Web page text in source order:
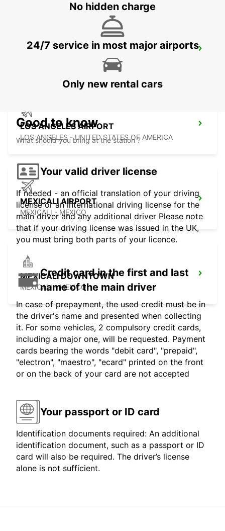
SAN JOSE AIRPORT
SAN JOSE - UNITED STATES OF AMERICA
LOS ANGELES AIRPORT
LOS ANGELES - UNITED STATES OF AMERICA
MEXICALI AIRPORT
MEXICALI - MEXICO
MEXICALI DOWNTOWN
MEXICALI - MEXICO
No hidden charge
24/7 service in most major airports
Only new rental cars
Good to know
What should you bring at the station ?
Your valid driver license
If needed - an official translation of your driving
license or an international driving license for the
main driver and any additional driver Please note
that if your driving license was issued in the UK,
you must bring both parts of your licence.
Credit card in the first and last
name of the main driver
In case of prepayment, the used credit must be in
the driver's name and presented when collecting
it. For some vehicles, 2 compulsory credit cards,
including a major one, will be requested. Payment
cards bearing the words "debit card", "prepaid",
"electron", "maestro", "ecard" printed on the front
or on the back of your card are not accepted
Your passport or ID card
Identification documents required: An additional
identification document, such as a passport or ID
card will also be required. The driver’s license
alone is not sufficient.